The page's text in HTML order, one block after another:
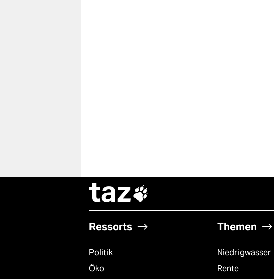
taz
Ressorts
Politik
Öko
Themen
Niedrigwasser
Rente